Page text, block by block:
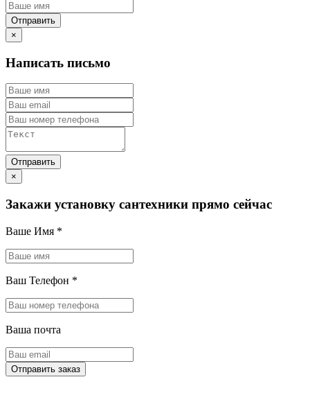
×
Написать письмо
×
Закажи установку сантехники прямо сейчас
Ваше Имя *
Ваш Телефон *
Ваша почта